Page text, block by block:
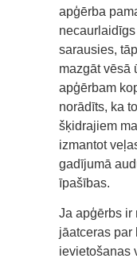
apģērba
sarausies,
mazgāt vēsā
apģērbam
norādīts, ka
šķidrajiem
izmantot
gadījumā
īpašības.
Ja apģērbs ir
jāatceras par
ievietošanas